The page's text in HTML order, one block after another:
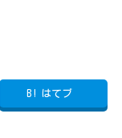
B! はてブ